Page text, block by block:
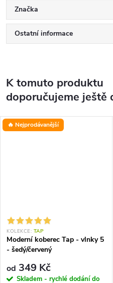
Značka
Ostatní informace
K tomuto produktu
doporučujeme ještě
🔥 Nejprodávanější
KOLEKCE: TAP
Moderní koberec Tap - vlnky 5
- šedý/červený
od 349 Kč
Skladem - rychlé dodání do